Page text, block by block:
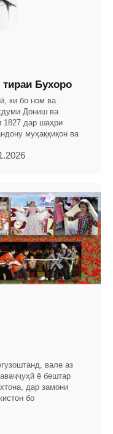
Бухоро
ки бо ном ва
Дониш ва
1827 дар шаҳри
муҳаққиқон ва
вале аз
ё бештар
дар замони
бо